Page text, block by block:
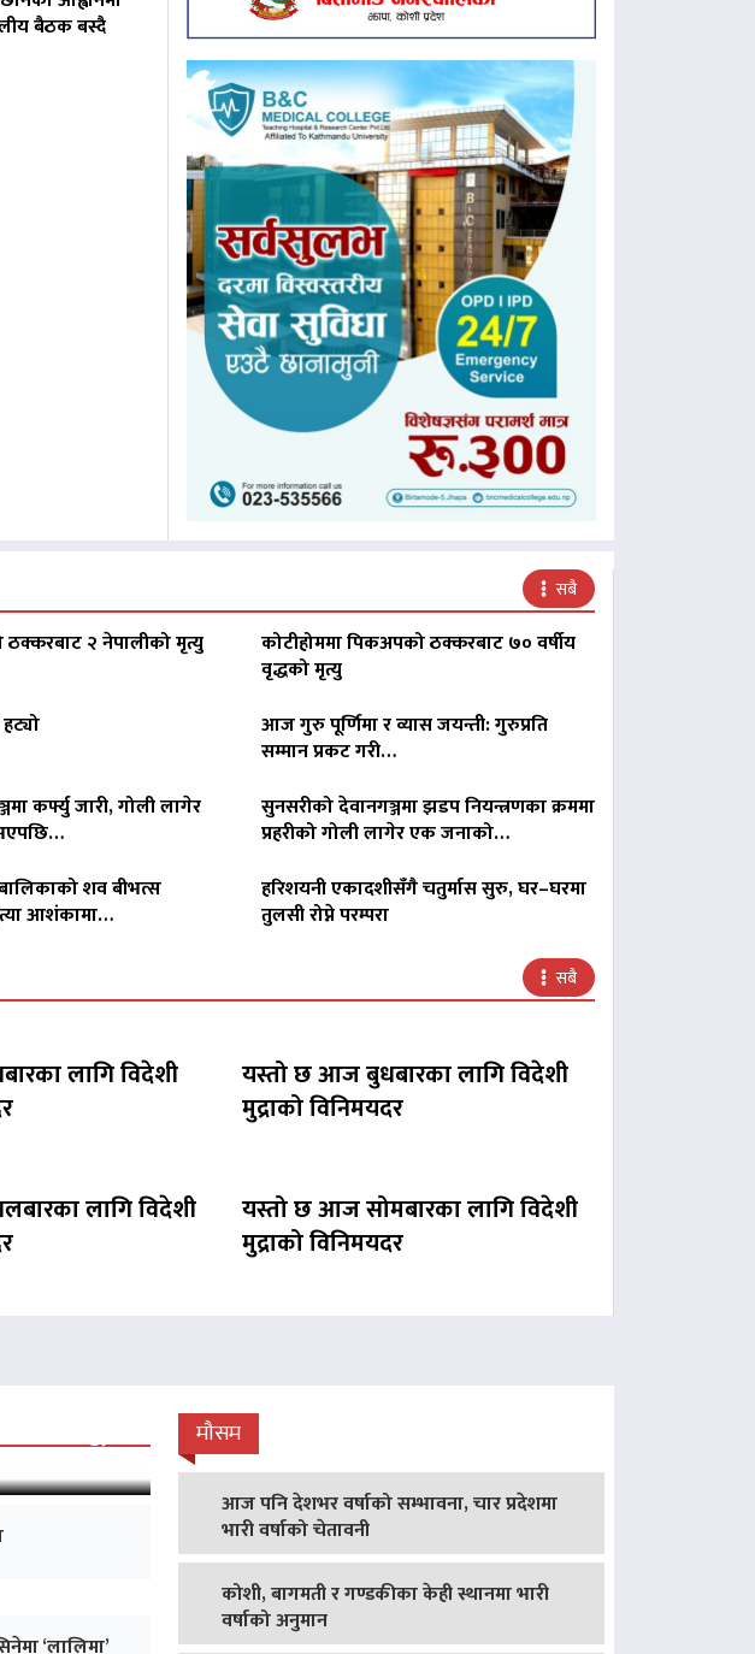
बैठक बस्दै
सबै
ठक्करबाट २ नेपालीको मृत्यु
कोटीहोममा पिकअपको ठक्करबाट ७० वर्षीय
वृद्धको मृत्यु
आज गुरु पूर्णिमा र व्यास जयन्ती: गुरुप्रति
सम्मान प्रकट गरी…
कर्फ्यु जारी, गोली लागेर
सुनसरीको देवानगञ्जमा झडप नियन्त्रणका क्रममा
प्रहरीको गोली लागेर एक जनाको…
बालिकाको शव बीभत्स
आशंकामा…
हरिशयनी एकादशीसँगै चतुर्मास सुरु, घर–घरमा
तुलसी रोप्ने परम्परा
सबै
लागि विदेशी
यस्तो छ आज बुधबारका लागि विदेशी
मुद्राको विनिमयदर
लागि विदेशी
यस्तो छ आज सोमबारका लागि विदेशी
मुद्राको विनिमयदर
पूरा मौसम
आज पनि देशभर वर्षाको सम्भावना, चार प्रदेशमा
भारी वर्षाको चेतावनी
कोशी, बागमती र गण्डकीका केही स्थानमा भारी
वर्षाको अनुमान